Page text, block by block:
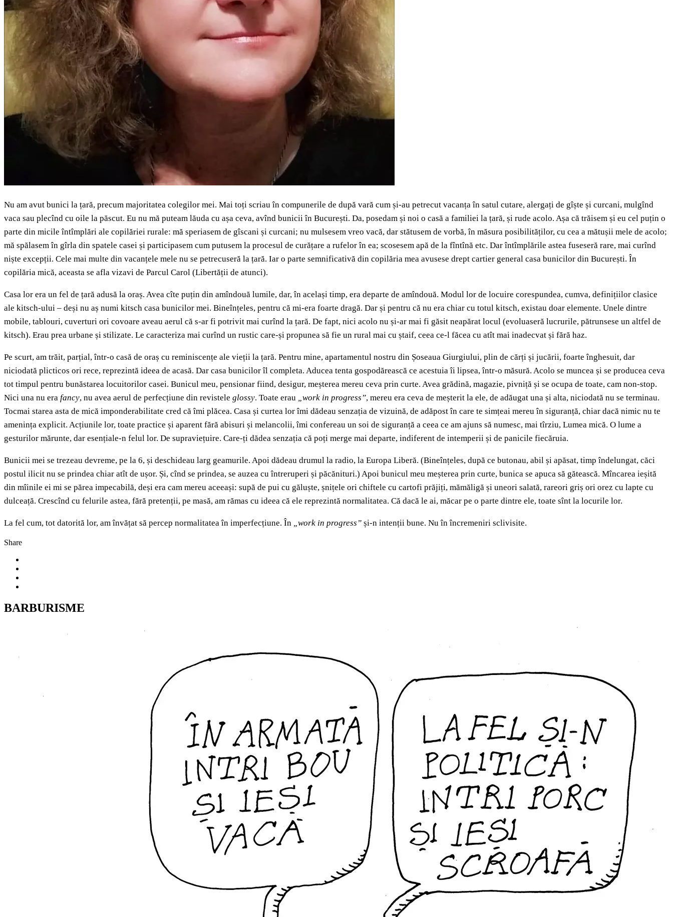
Nu am avut bunici la țară, precum majoritatea colegilor mei. Mai toți scriau în compunerile de după vară cum și-au petrecut vacanța în satul cutare, alergați de gîște și curcani, mulgînd
vaca sau plecînd cu oile la păscut. Eu nu mă puteam lăuda cu așa ceva, avînd bunicii în București. Da, posedam și noi o casă a familiei la țară, și rude acolo. Așa că trăisem și eu cel puțin o
parte din micile întîmplări ale copilăriei rurale: mă speriasem de gîscani și curcani; nu mulsesem vreo vacă, dar stătusem de vorbă, în măsura posibilităților, cu cea a mătușii mele de acolo;
mă spălasem în gîrla din spatele casei și participasem cum putusem la procesul de curățare a rufelor în ea; scosesem apă de la fîntînă etc. Dar întîmplările astea fuseseră rare, mai curînd
niște excepții. Cele mai multe din vacanțele mele nu se petrecuseră la țară. Iar o parte semnificativă din copilăria mea avusese drept cartier general casa bunicilor din București. În
copilăria mică, aceasta se afla vizavi de Parcul Carol (Libertății de atunci).
Casa lor era un fel de țară adusă la oraș. Avea cîte puțin din amîndouă lumile, dar, în același timp, era departe de amîndouă. Modul lor de locuire corespundea, cumva, definițiilor clasice
ale kitsch-ului – deși nu aș numi kitsch casa bunicilor mei. Bineînțeles, pentru că mi-era foarte dragă. Dar și pentru că nu era chiar cu totul kitsch, existau doar elemente. Unele dintre
mobile, tablouri, cuverturi ori covoare aveau aerul că s-ar fi potrivit mai curînd la țară. De fapt, nici acolo nu și-ar mai fi găsit neapărat locul (evoluaseră lucrurile, pătrunsese un altfel de
kitsch). Erau prea urbane și stilizate. Le caracteriza mai curînd un rustic care-și propunea să fie un rural mai cu ștaif, ceea ce-l făcea cu atît mai inadecvat și fără haz.
Pe scurt, am trăit, parțial, într-o casă de oraș cu reminiscențe ale vieții la țară. Pentru mine, apartamentul nostru din Șoseaua Giurgiului, plin de cărți și jucării, foarte înghesuit, dar
niciodată plicticos ori rece, reprezintă ideea de acasă. Dar casa bunicilor îl completa. Aducea tenta gospodărească ce acestuia îi lipsea, într-o măsură. Acolo se muncea și se producea ceva
tot timpul pentru bunăstarea locuitorilor casei. Bunicul meu, pensionar fiind, desigur, meșterea mereu ceva prin curte. Avea grădină, magazie, pivniță și se ocupa de toate, cam non-stop.
Nici una nu era fancy, nu avea aerul de perfecțiune din revistele glossy. Toate erau „work in progress”, mereu era ceva de meșterit la ele, de adăugat una și alta, niciodată nu se terminau.
Tocmai starea asta de mică imponderabilitate cred că îmi plăcea. Casa și curtea lor îmi dădeau senzația de vizuină, de adăpost în care te simțeai mereu în siguranță, chiar dacă nimic nu te
amenința explicit. Acțiunile lor, toate practice și aparent fără abisuri și melancolii, îmi confereau un soi de siguranță a ceea ce am ajuns să numesc, mai tîrziu, Lumea mică. O lume a
gesturilor mărunte, dar esențiale-n felul lor. De supraviețuire. Care-ți dădea senzația că poți merge mai departe, indiferent de intemperii și de panicile fiecăruia.
Bunicii mei se trezeau devreme, pe la 6, și deschideau larg geamurile. Apoi dădeau drumul la radio, la Europa Liberă. (Bineînțeles, după ce butonau, abil și apăsat, timp îndelungat, căci
postul ilicit nu se prindea chiar atît de ușor. Și, cînd se prindea, se auzea cu întreruperi și păcănituri.) Apoi bunicul meu meșterea prin curte, bunica se apuca să gătească. Mîncarea ieșită
din mîinile ei mi se părea impecabilă, deși era cam mereu aceeași: supă de pui cu găluște, șnițele ori chiftele cu cartofi prăjiți, mămăligă și uneori salată, rareori griș ori orez cu lapte cu
dulceață. Crescînd cu felurile astea, fără pretenții, pe masă, am rămas cu ideea că ele reprezintă normalitatea. Că dacă le ai, măcar pe o parte dintre ele, toate sînt la locurile lor.
La fel cum, tot datorită lor, am învățat să percep normalitatea în imperfecțiune. În „work in progress” și-n intenții bune. Nu în încremeniri sclivisite.
Share
BARBURISME